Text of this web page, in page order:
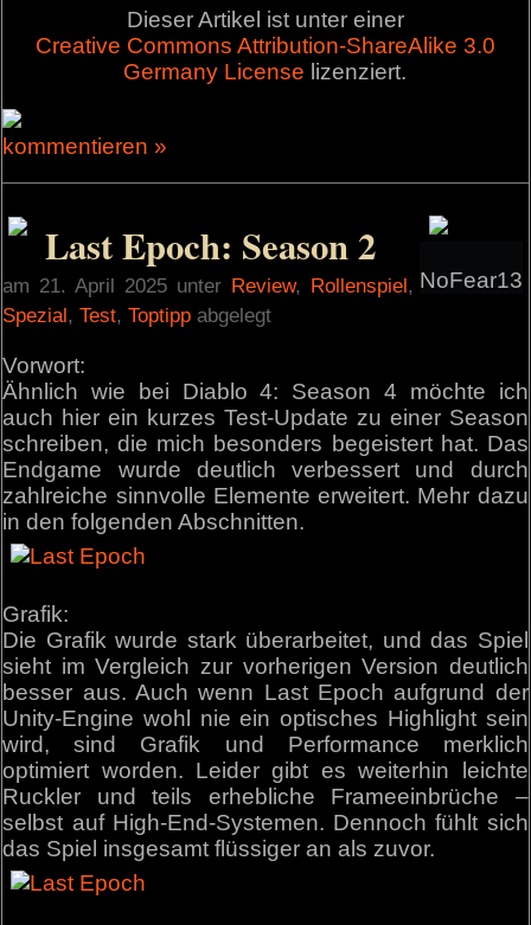
Dieser Artikel ist unter einer
Creative Commons Attribution-ShareAlike 3.0
Germany License lizenziert.
kommentieren »
NoFear13
Last Epoch: Season 2
am 21. April 2025 unter Review, Rollenspiel,
Spezial,Test,Toptipp abgelegt
Vorwort:
Ähnlich wie bei Diablo 4: Season 4 möchte ich
auch hier ein kurzes Test-Update zu einer Season
schreiben, die mich besonders begeistert hat. Das
Endgame wurde deutlich verbessert und durch
zahlreiche sinnvolle Elemente erweitert. Mehr dazu
in den folgenden Abschnitten.
Grafik:
Die Grafik wurde stark überarbeitet, und das Spiel
sieht im Vergleich zur vorherigen Version deutlich
besser aus. Auch wenn Last Epoch aufgrund der
Unity-Engine wohl nie ein optisches Highlight sein
wird, sind Grafik und Performance merklich
optimiert worden. Leider gibt es weiterhin leichte
Ruckler und teils erhebliche Frameeinbrüche –
selbst auf High-End-Systemen. Dennoch fühlt sich
das Spiel insgesamt flüssiger an als zuvor.